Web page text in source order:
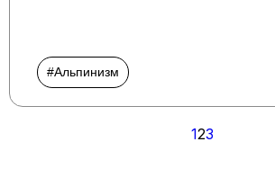
#Альпинизм
123